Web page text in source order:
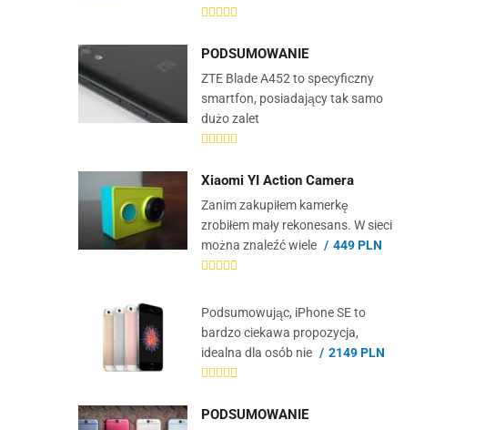
PODSUMOWANIE
ZTE Blade A452 to specyficzny
smartfon, posiadający tak samo
dużo zalet
Xiaomi YI Action Camera
Zanim zakupiłem kamerkę
zrobiłem mały rekonesans. W sieci
można znaleźć wiele
449 PLN
Podsumowując, iPhone SE to
bardzo ciekawa propozycja,
idealna dla osób nie
2149 PLN
PODSUMOWANIE